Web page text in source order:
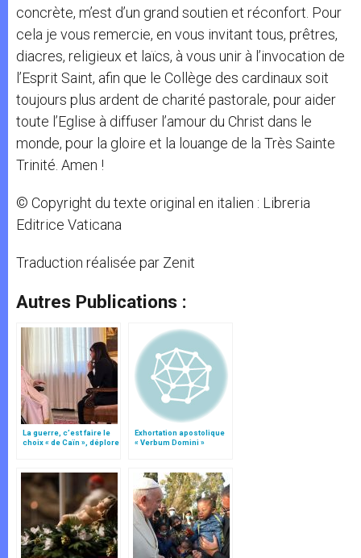
concrète, m’est d’un grand soutien et réconfort. Pour
cela je vous remercie, en vous invitant tous, prêtres,
diacres, religieux et laïcs, à vous unir à l’invocation de
l’Esprit Saint, afin que le Collège des cardinaux soit
toujours plus ardent de charité pastorale, pour aider
toute l’Eglise à diffuser l’amour du Christ dans le
monde, pour la gloire et la louange de la Très Sainte
Trinité. Amen !
© Copyright du texte original en italien : Libreria
Editrice Vaticana
Traduction réalisée par Zenit
Autres Publications :
La guerre, c’est faire le
choix « de Caïn », déplore
Exhortation apostolique
« Verbum Domini »